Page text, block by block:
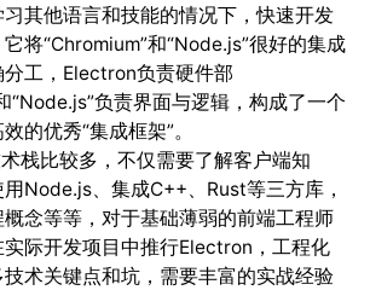
其他语言和技能的情况下，快速开发
将“Chromium”和“Node.js”很好的集成
工，Electron负责硬件部
“Node.js”负责界面与逻辑，构成了一个
的优秀“集成框架”。
栈比较多，不仅需要了解客户端知
Node.js、集成C++、Rust等三方库，
念等等，对于基础薄弱的前端工程师
际开发项目中推行Electron，工程化
术关键点和坑，需要丰富的实战经验